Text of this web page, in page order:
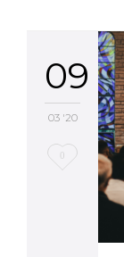
09
03 '20
Love
0